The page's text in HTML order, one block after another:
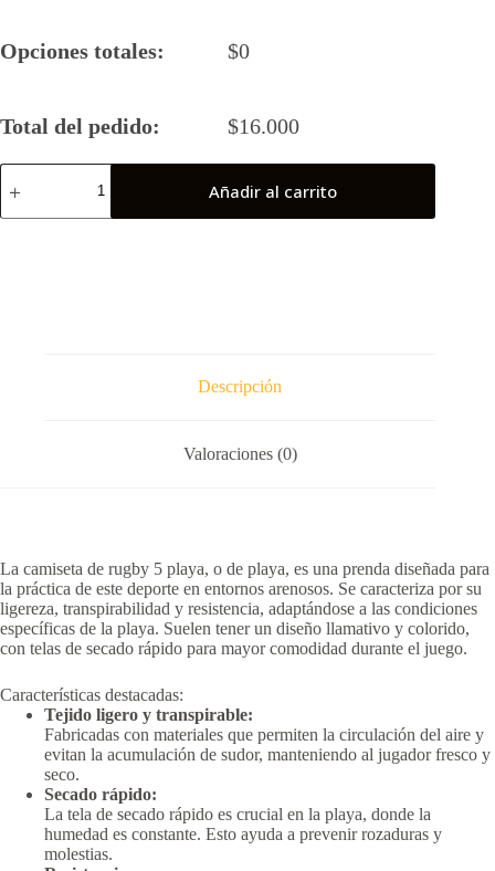
Opciones totales: $0
Total del pedido: $16.000
Camiseta
Rugby
Añadir al carrito
Descripción
Valoraciones (0)
La camiseta de rugby 5 playa, o de playa, es una prenda diseñada para
la práctica de este deporte en entornos arenosos. Se caracteriza por su
ligereza, transpirabilidad y resistencia, adaptándose a las condiciones
específicas de la playa. Suelen tener un diseño llamativo y colorido,
con telas de secado rápido para mayor comodidad durante el juego.
Características destacadas:
Tejido ligero y transpirable:
Fabricadas con materiales que permiten la circulación del aire y
evitan la acumulación de sudor, manteniendo al jugador fresco y
seco.
Secado rápido:
La tela de secado rápido es crucial en la playa, donde la
humedad es constante. Esto ayuda a prevenir rozaduras y
molestias.